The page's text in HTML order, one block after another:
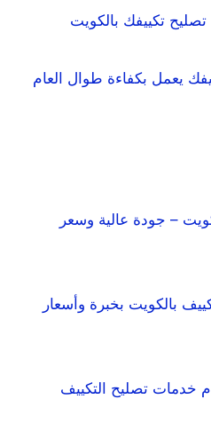
يعمل بكفاءة طوال العام
– جودة عالية وسعر
تكييف بالكويت بخبرة وأسعار
خدمات تصليح التكييف